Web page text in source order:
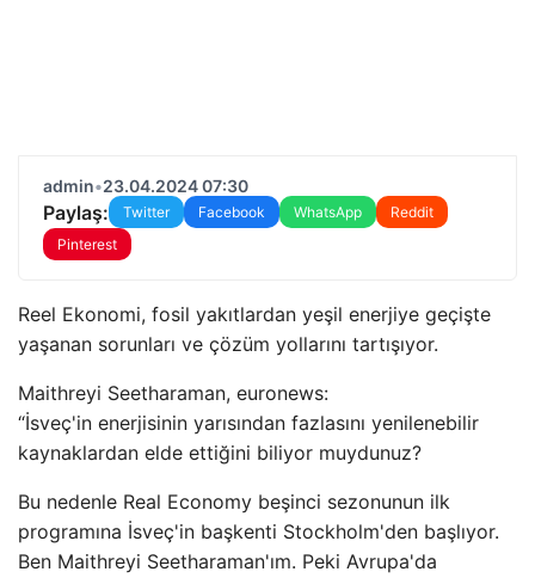
admin•23.04.2024 07:30
Paylaş: Twitter Facebook WhatsApp
Reddit
Pinterest
Reel Ekonomi, fosil yakıtlardan yeşil enerjiye geçişte
yaşanan sorunları ve çözüm yollarını tartışıyor.
Maithreyi Seetharaman, euronews:
“İsveç'in enerjisinin yarısından fazlasını yenilenebilir
kaynaklardan elde ettiğini biliyor muydunuz?
Bu nedenle Real Economy beşinci sezonunun ilk
programına İsveç'in başkenti Stockholm'den başlıyor.
Ben Maithreyi Seetharaman'ım. Peki Avrupa'da